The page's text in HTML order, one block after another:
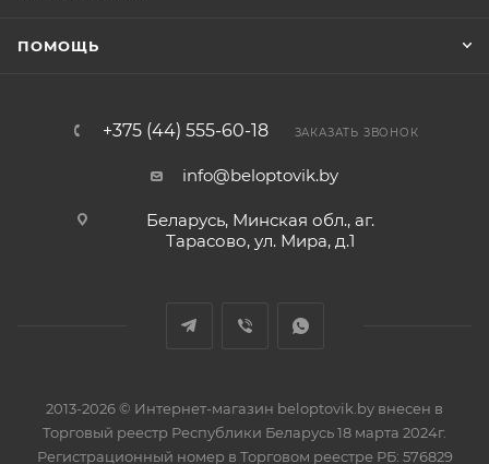
ПОМОЩЬ
+375 (44) 555-60-18 ЗАКАЗАТЬ ЗВОНОК
info@beloptovik.by
Беларусь, Минская обл., аг.
Тарасово, ул. Мира, д.1
2013-2026 © Интернет-магазин beloptovik.by внесен в
Торговый реестр Республики Беларусь 18 марта 2024г.
Регистрационный номер в Торговом реестре РБ: 576829